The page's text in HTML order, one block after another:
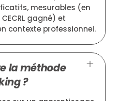
mesurables (en
gagné) et
contexte professionnel.
la méthode
?